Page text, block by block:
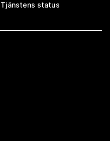
Tjänstens status